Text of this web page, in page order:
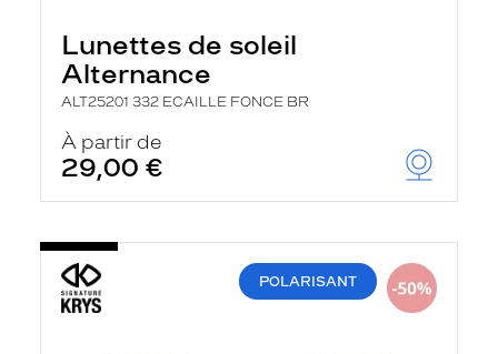
Lunettes de soleil
Alternance
ALT25201 332 ECAILLE FONCE BR
À partir de
29,00 €
POLARISANT